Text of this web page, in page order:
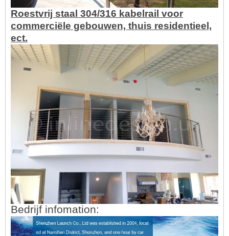
Roestvrij staal 304/316 kabelrail voor
commerciële gebouwen, thuis residentieel,
ect.
Bedrijf infomation: